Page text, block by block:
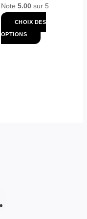
Note 5.00sur 5
CHOIX DES
OPTIONS
page
du
produit